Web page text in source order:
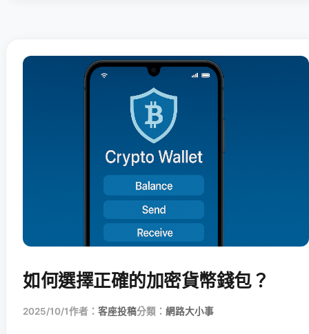
如何選擇正確的加密貨幣錢包？
2025/10/1作者： 客座投稿分類： 網路大小事